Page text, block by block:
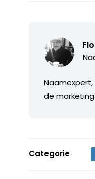
de
Categorie